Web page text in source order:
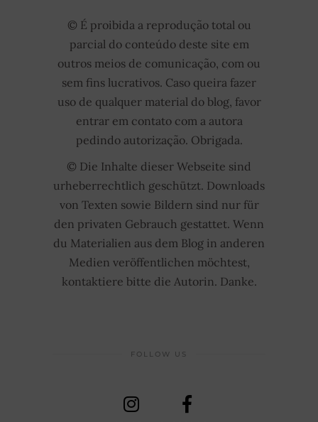
© É proibida a reprodução total ou
parcial do conteúdo deste site em
outros meios de comunicação, com ou
sem fins lucrativos. Caso queira fazer
uso de qualquer material do blog, favor
entrar em contato com a autora
pedindo autorização. Obrigada.
© Die Inhalte dieser Webseite sind
urheberrechtlich geschützt. Downloads
von Texten sowie Bildern sind nur für
den privaten Gebrauch gestattet. Wenn
du Materialien aus dem Blog in anderen
Medien veröffentlichen möchtest,
kontaktiere bitte die Autorin. Danke.
FOLLOW US